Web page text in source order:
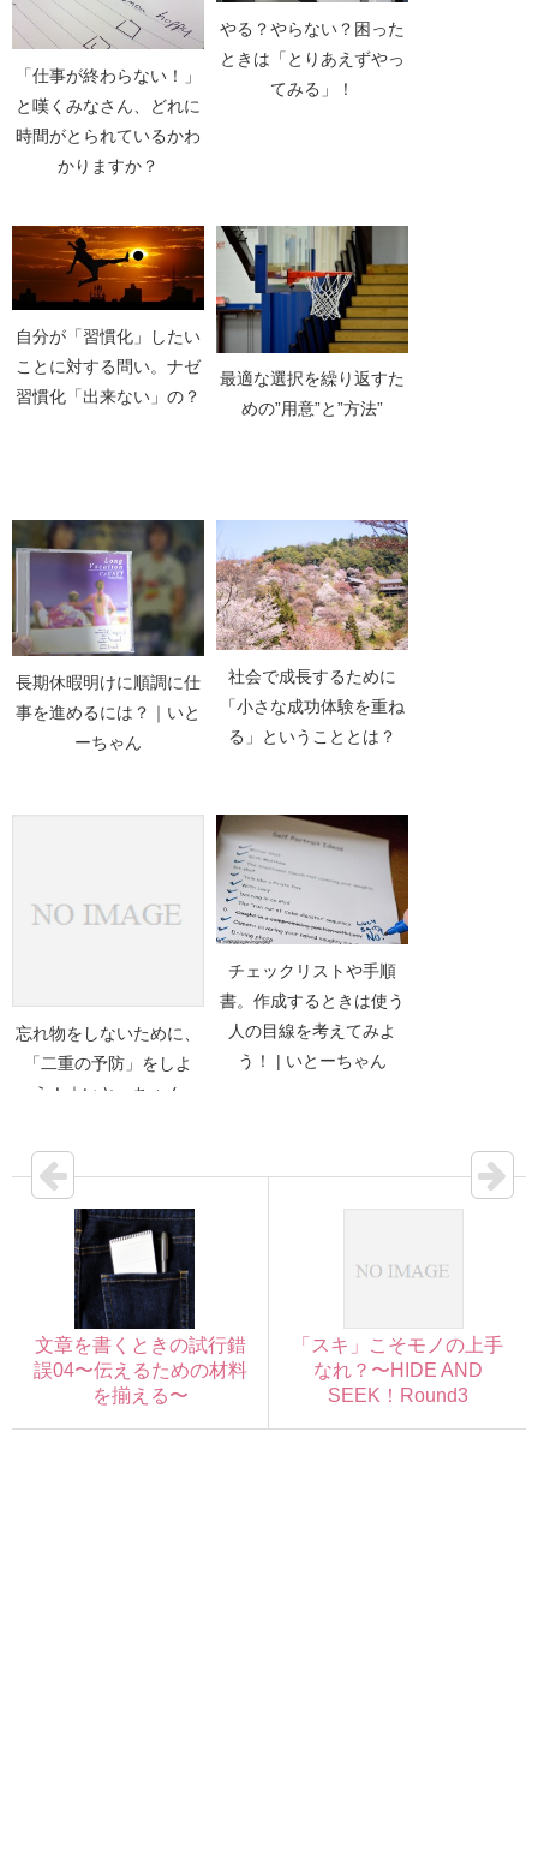
「仕事が終わらない！」
と嘆くみなさん、どれに
時間がとられているかわ
かりますか？
やる？やらない？困った
ときは「とりあえずやっ
てみる」！
自分が「習慣化」したい
ことに対する問い。ナゼ
習慣化「出来ない」の？
最適な選択を繰り返すた
めの”用意”と”方法”
長期休暇明けに順調に仕
事を進めるには？｜いと
ーちゃん
社会で成長するために
「小さな成功体験を重ね
る」ということとは？
忘れ物をしないために、
「二重の予防」をしよ
う！｜いとーちゃん
チェックリストや手順
書。作成するときは使う
人の目線を考えてみよ
う！ | いとーちゃん
文章を書くときの試行錯
誤04〜伝えるための材料
を揃える〜
「スキ」こそモノの上手
なれ？〜HIDE AND
SEEK！Round3